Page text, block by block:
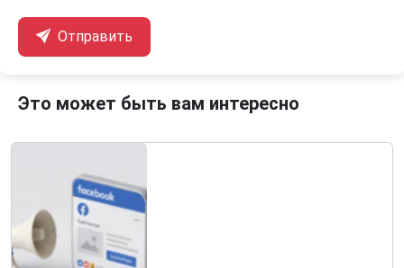
Отправить
Это может быть вам интересно